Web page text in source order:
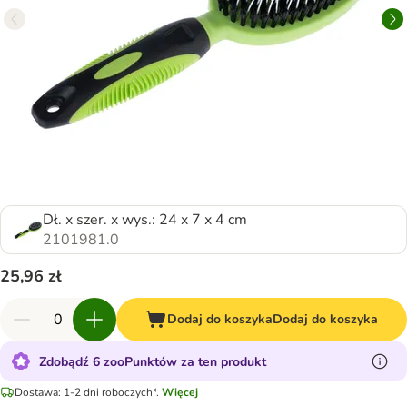
Dł. x szer. x wys.: 24 x 7 x 4 cm
2101981.0
25,96 zł
Dodaj do koszykaDodaj do koszyka
Zdobądź 6 zooPunktów za ten produkt
Dostawa: 1-2 dni roboczych*. Więcej